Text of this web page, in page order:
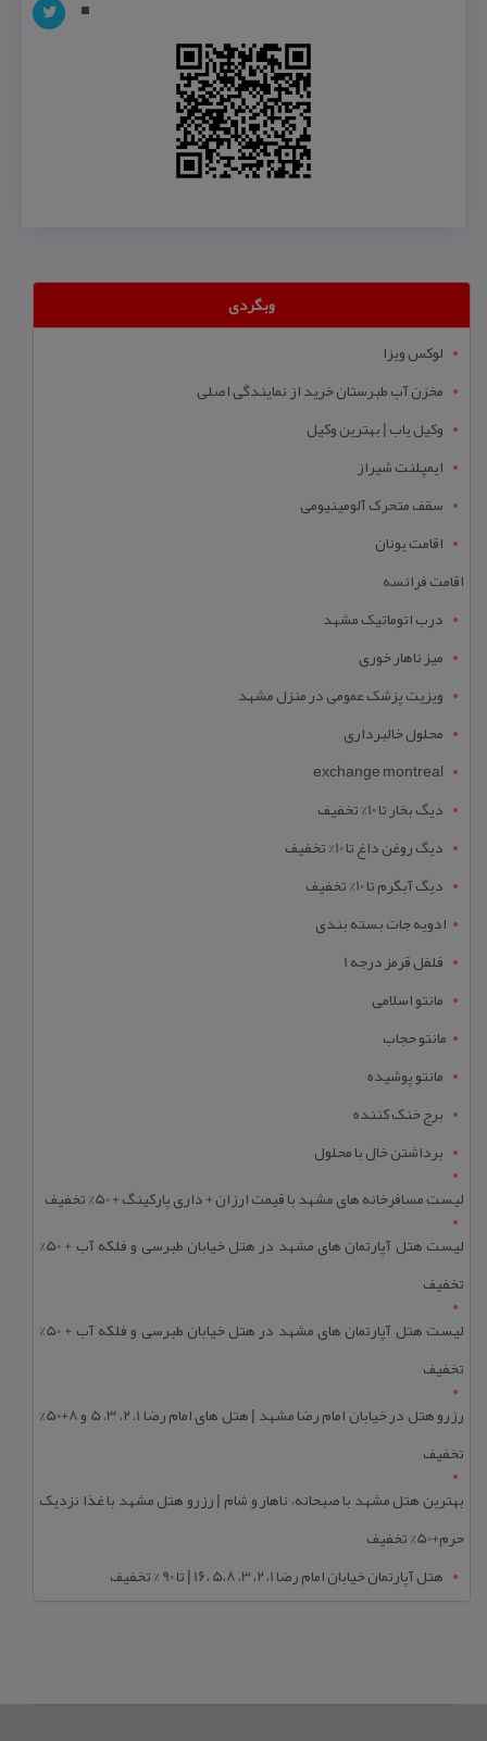
وبگردی
لوکس ویزا
مخزن آب طبرستان خرید از نمایندگی اصلی
وکیل یاب | بهترین وکیل
ایمپلنت شیراز
سقف متحرک آلومینیومی
اقامت یونان
اقامت فرانسه
درب اتوماتیک مشهد
میز ناهار خوری
ویزیت پزشک عمومی در منزل مشهد
محلول خالبرداری
exchange montreal
دیگ بخار تا 10% تخفیف
دیگ روغن داغ تا 10% تخفیف
دیگ آبگرم تا 10% تخفیف
ادویه جات بسته بندی
فلفل قرمز درجه 1
مانتو اسلامی
مانتو حجاب
مانتو پوشیده
برج خنک کننده
برداشتن خال با محلول
لیست مسافرخانه های مشهد با قیمت ارزان + داری پارکینگ + 50% تخفیف
لیست هتل آپارتمان های مشهد در هتل خیابان طبرسی و فلکه آب + 50%
تخفیف
لیست هتل آپارتمان های مشهد در هتل خیابان طبرسی و فلکه آب + 50%
تخفیف
رزرو هتل در خیابان امام رضا مشهد | هتل‌ های امام رضا 1، 2، 3، 5 و 8+50%
تخفیف
بهترین هتل مشهد با صبحانه، ناهار و شام | رزرو هتل مشهد با غذا نزدیک
حرم+50% تخفیف
هتل آپارتمان خیابان امام رضا 1، 2، 3، 5،8 ،16 | تا 90 % تخفیف